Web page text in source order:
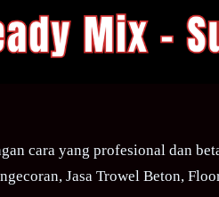
cara yang profesional dan
Jasa Trowel Beton,